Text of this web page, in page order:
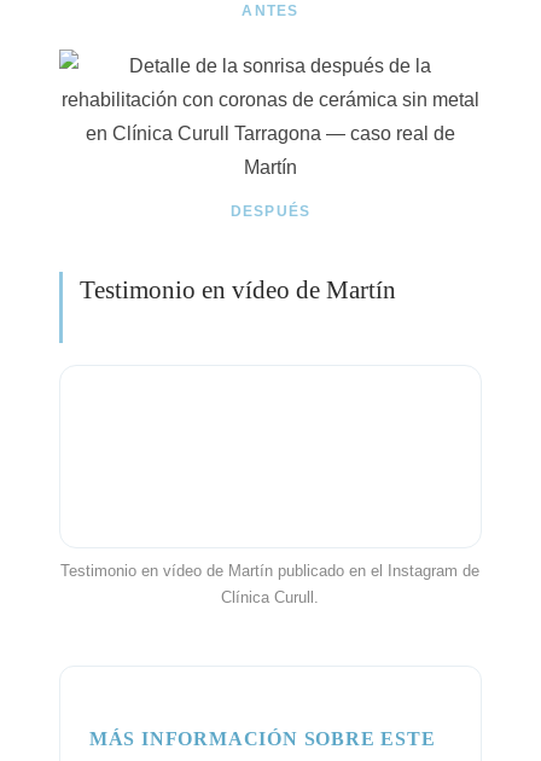
ANTES
DESPUÉS
Testimonio en vídeo de Martín
Testimonio en vídeo de Martín publicado en el Instagram de
Clínica Curull.
MÁS INFORMACIÓN SOBRE ESTE